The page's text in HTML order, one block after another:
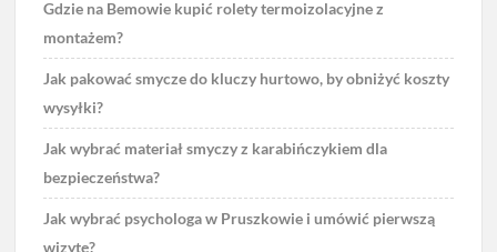
Gdzie na Bemowie kupić rolety termoizolacyjne z
montażem?
Jak pakować smycze do kluczy hurtowo, by obniżyć koszty
wysyłki?
Jak wybrać materiał smyczy z karabińczykiem dla
bezpieczeństwa?
Jak wybrać psychologa w Pruszkowie i umówić pierwszą
wizytę?